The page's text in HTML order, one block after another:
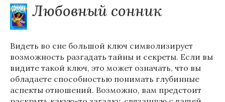
Любовный сонник
Видеть во сне большой ключ символизирует
возможность разгадать тайны и секреты. Если вы
видите такой ключ, это может означать, что вы
обладаете способностью понимать глубинные
аспекты отношений. Возможно, вам предстоит